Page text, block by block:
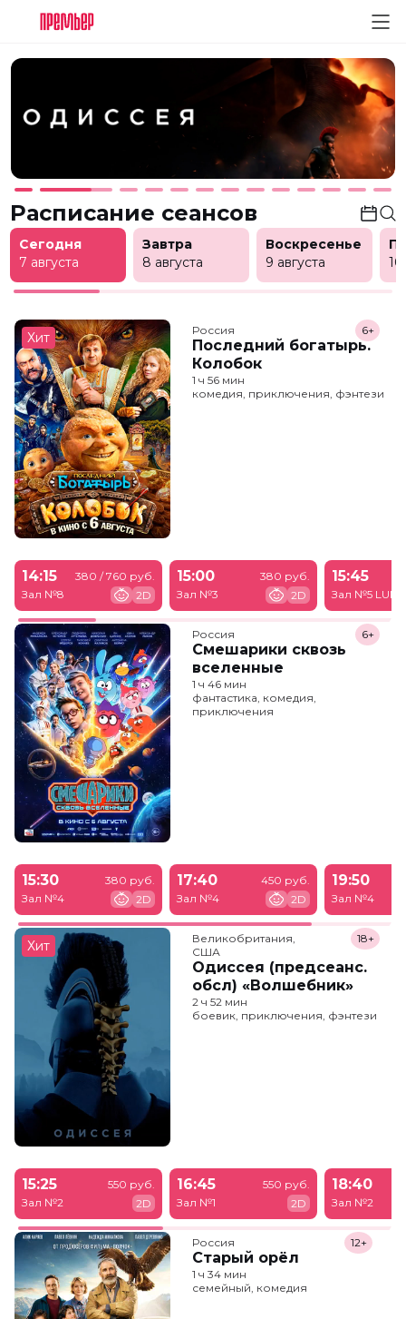
Расписание сеансов
Сегодня
7 августа
Завтра
8 августа
Воскресенье
9 августа
10
Хит Россия
Последний богатырь.
Колобок
6+
1 ч 56 мин
комедия, приключения, фэнтези
14:15
Зал №8
380 / 760 руб.
2D
15:00
Зал №3
380 руб.
2D
15:45
Зал №5
Россия
Смешарики сквозь
вселенные
6+
1 ч 46 мин
фантастика, комедия,
приключения
15:30
Зал №4
380 руб.
2D
17:40
Зал №4
450 руб.
2D
19:50
Зал №4
Хит
Великобритания,
США
Одиссея (предсеанс.
обсл) «Волшебник»
18+
2 ч 52 мин
боевик, приключения, фэнтези
15:25
Зал №2
550 руб.
2D
16:45
Зал №1
550 руб.
2D
18:40
Зал №2
Россия
Старый орёл
12+
1 ч 34 мин
семейный, комедия